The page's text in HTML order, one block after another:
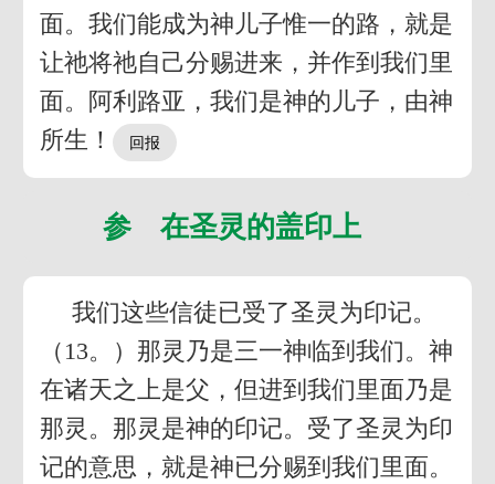
面。我们能成为神儿子惟一的路，就是
让祂将祂自己分赐进来，并作到我们里
面。阿利路亚，我们是神的儿子，由神
所生！
参 在圣灵的盖印上
我们这些信徒已受了圣灵为印记。
（13。）那灵乃是三一神临到我们。神
在诸天之上是父，但进到我们里面乃是
那灵。那灵是神的印记。受了圣灵为印
记的意思，就是神已分赐到我们里面。